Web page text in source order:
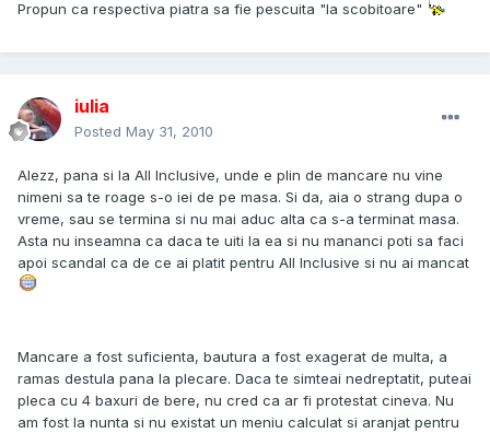
Propun ca respectiva piatra sa fie pescuita "la scobitoare"
iulia
Posted May 31, 2010
Alezz, pana si la All Inclusive, unde e plin de mancare nu vine
nimeni sa te roage s-o iei de pe masa. Si da, aia o strang dupa o
vreme, sau se termina si nu mai aduc alta ca s-a terminat masa.
Asta nu inseamna ca daca te uiti la ea si nu mananci poti sa faci
apoi scandal ca de ce ai platit pentru All Inclusive si nu ai mancat
Mancare a fost suficienta, bautura a fost exagerat de multa, a
ramas destula pana la plecare. Daca te simteai nedreptatit, puteai
pleca cu 4 baxuri de bere, nu cred ca ar fi protestat cineva. Nu
am fost la nunta si nu existat un meniu calculat si aranjat pentru